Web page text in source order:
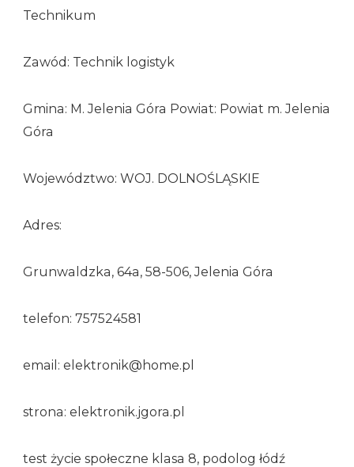
Technikum
Zawód: Technik logistyk
Gmina: M. Jelenia Góra Powiat: Powiat m. Jelenia
Góra
Województwo: WOJ. DOLNOŚLĄSKIE
Adres:
Grunwaldzka, 64a, 58-506, Jelenia Góra
telefon: 757524581
email: elektronik@home.pl
strona: elektronik.jgora.pl
test życie społeczne klasa 8, podolog łódź